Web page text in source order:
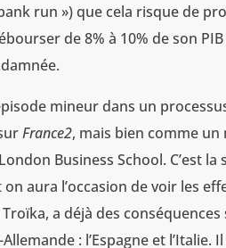
run ») que cela risque de
de 8% à 10% de son
mineur dans un
France2, mais bien comme
Business School. C’est la
aura l’occasion de voir les
a déjà des
: l’Espagne et l’Italie.